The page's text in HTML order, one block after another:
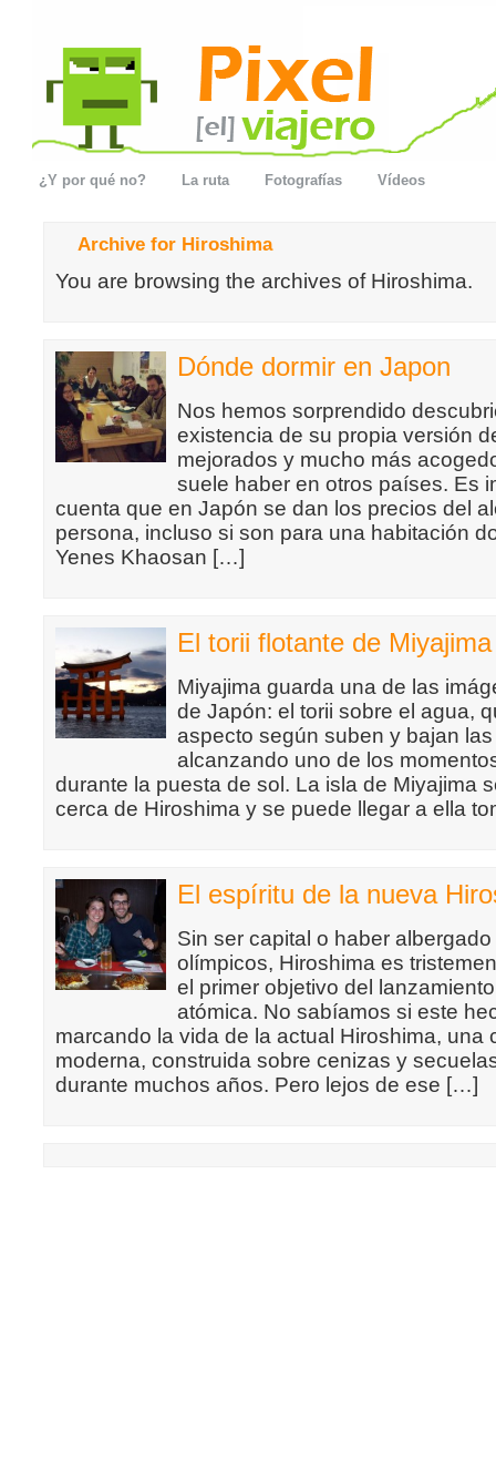
¿Y por qué no? La ruta Fotografías Vídeos
Archive for Hiroshima
You are browsing the archives of Hiroshima.
Dónde dormir en Japon
Nos hemos sorprendido
existencia de su propia versión
mejorados y mucho más
suele haber en otros países. Es
cuenta que en Japón se dan los precios del
persona, incluso si son para una habitación
Yenes Khaosan […]
El torii flotante de Miyajima
Miyajima guarda una de las
de Japón: el torii sobre el agua,
aspecto según suben y bajan
alcanzando uno de los
durante la puesta de sol. La isla de Miyajima
cerca de Hiroshima y se puede llegar a ella
El espíritu de la nueva
Sin ser capital o haber
olímpicos, Hiroshima es
el primer objetivo del
atómica. No sabíamos si este
marcando la vida de la actual Hiroshima, una
moderna, construida sobre cenizas y
durante muchos años. Pero lejos de ese […]